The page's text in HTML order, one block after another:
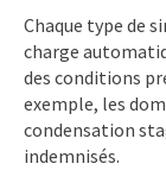
Chaque type de
charge
des conditions
exemple, les
condensation
indemnisés.